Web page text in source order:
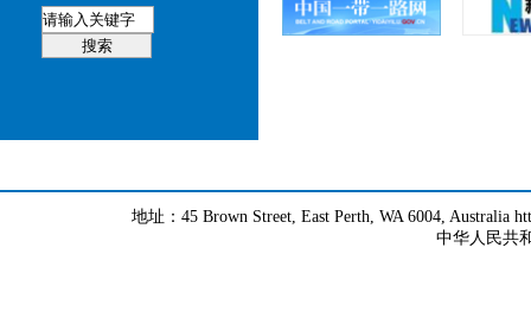
地址：45 Brown Street, East Perth, WA 6004, Australia
中华人民共